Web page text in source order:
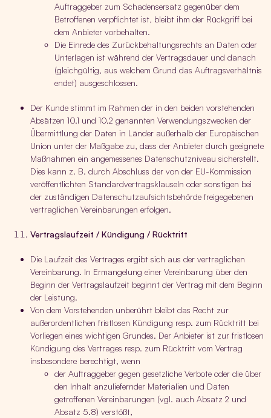
Auftraggeber zum Schadensersatz gegenüber dem
Betroffenen verpflichtet ist, bleibt ihm der Rückgriff bei
dem Anbieter vorbehalten.
Die Einrede des Zurückbehaltungsrechts an Daten oder
Unterlagen ist während der Vertragsdauer und danach
(gleichgültig, aus welchem Grund das Auftragsverhältnis
endet) ausgeschlossen.
Der Kunde stimmt im Rahmen der in den beiden vorstehenden
Absätzen 10.1 und 10.2 genannten Verwendungszwecken der
Übermittlung der Daten in Länder außerhalb der Europäischen
Union unter der Maßgabe zu, dass der Anbieter durch geeignete
Maßnahmen ein angemessenes Datenschutzniveau sicherstellt.
Dies kann z. B. durch Abschluss der von der EU-Kommission
veröffentlichten Standardvertragsklauseln oder sonstigen bei
der zuständigen Datenschutzaufsichtsbehörde freigegebenen
vertraglichen Vereinbarungen erfolgen.
Vertragslaufzeit / Kündigung / Rücktritt
Die Laufzeit des Vertrages ergibt sich aus der vertraglichen
Vereinbarung. In Ermangelung einer Vereinbarung über den
Beginn der Vertragslaufzeit beginnt der Vertrag mit dem Beginn
der Leistung.
Von dem Vorstehenden unberührt bleibt das Recht zur
außerordentlichen fristlosen Kündigung resp. zum Rücktritt bei
Vorliegen eines wichtigen Grundes. Der Anbieter ist zur fristlosen
Kündigung des Vertrages resp. zum Rücktritt vom Vertrag
insbesondere berechtigt, wenn
der Auftraggeber gegen gesetzliche Verbote oder die über
den Inhalt anzuliefernder Materialien und Daten
getroffenen Vereinbarungen (vgl. auch Absatz 2 und
Absatz 5.8) verstößt,